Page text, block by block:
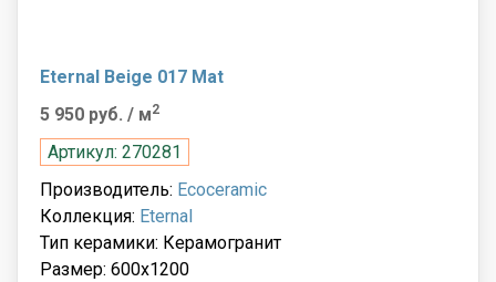
Eternal Beige 017 Mat
5 950 руб. / м2
Артикул: 270281
Производитель: Ecoceramic
Коллекция: Eternal
Тип керамики: Керамогранит
Размер: 600x1200